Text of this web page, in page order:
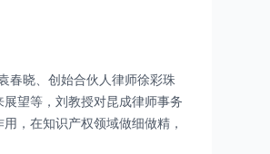
春晓、创始合伙人律师徐彩珠
望等，刘教授对昆成律师事务
，在知识产权领域做细做精，